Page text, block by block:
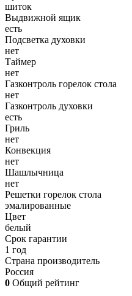
шиток
Выдвижной ящик
есть
Подсветка духовки
нет
Таймер
нет
Газконтроль горелок стола
нет
Газконтроль духовки
есть
Гриль
нет
Конвекция
нет
Шашлычница
нет
Решетки горелок стола
эмалированные
Цвет
белый
Срок гарантии
1 год
Страна производитель
Россия
0 Общий рейтинг